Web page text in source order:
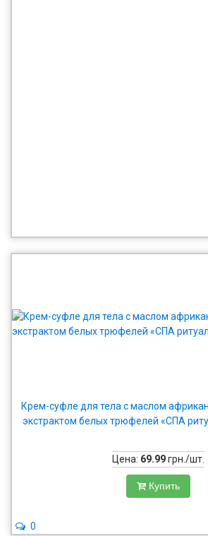
Крем-суфле для тела с маслом
экстрактом белых трюфелей «СПА
Цена: 69.99грн./шт.
Купить
0